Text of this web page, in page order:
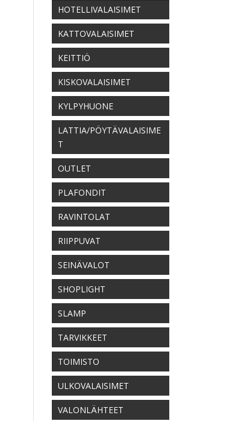
HOTELLIVALAISIMET
KATTOVALAISIMET
KEITTIÖ
KISKOVALAISIMET
KYLPYHUONE
LATTIA/PÖYTÄVALAISIME
T
OUTLET
PLAFONDIT
RAVINTOLAT
RIIPPUVAT
SEINÄVALOT
SHOPLIGHT
SLAMP
TARVIKKEET
TOIMISTO
ULKOVALAISIMET
VALONLÄHTEET